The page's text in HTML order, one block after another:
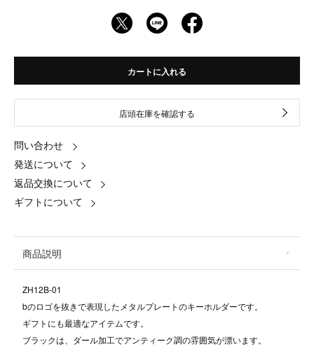
カートに入れる
店頭在庫を確認する
問い合わせ
発送について
返品交換について
ギフトについて
商品説明
ZH12B‐01
bのロゴを抜きで表現したメタルプレートのキーホルダーです。
ギフトにも最適なアイテムです。
ブラックは、ダール加工でアンティーク調の雰囲気が漂います。